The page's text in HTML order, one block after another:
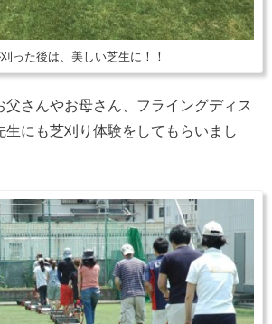
った後は、美しい芝生に！！
さんやお母さん、フライングディス
生にも芝刈り体験をしてもらいまし